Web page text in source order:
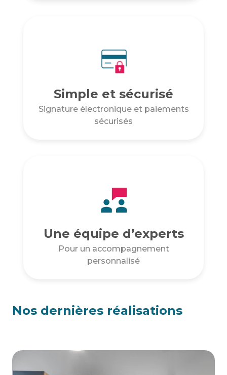
Simple et sécurisé
Signature électronique et paiements
sécurisés
Une équipe d’experts
Pour un accompagnement
personnalisé
Nos dernières réalisations